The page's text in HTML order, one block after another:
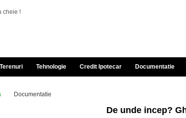
Terenuri Tehnologie Credit Ipotecar Documentatie
Documentatie
De unde incep?